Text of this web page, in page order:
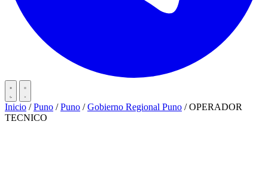
Inicio / Puno / Puno / Gobierno Regional Puno / OPERADOR
TECNICO